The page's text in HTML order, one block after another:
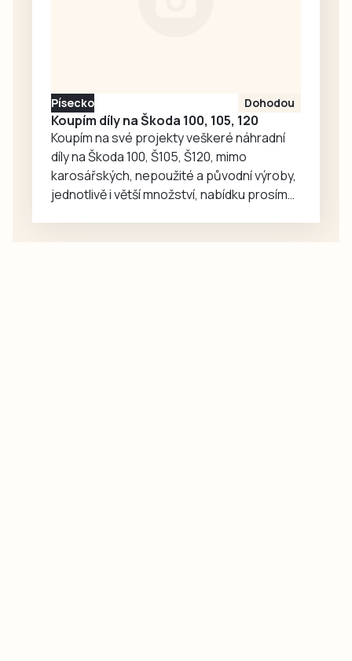
Písecko Dohodou
Koupím díly na Škoda 100, 105, 120
Koupím na své projekty veškeré náhradní
díly na Škoda 100, Š105, Š120, mimo
karosářských, nepoužité a původní výroby,
jednotlivě i větší množství, nabídku prosím